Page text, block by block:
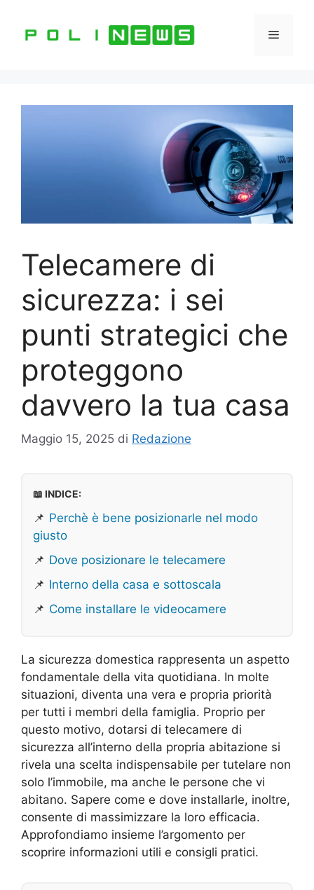
contenuto
Menu
Telecamere di
sicurezza: i sei
punti strategici che
proteggono
davvero la tua casa
Maggio 15, 2025 di Redazione
📖 INDICE:
📌 Perchè è bene posizionarle nel modo
giusto
📌 Dove posizionare le telecamere
📌 Interno della casa e sottoscala
📌 Come installare le videocamere
La sicurezza domestica rappresenta un aspetto
fondamentale della vita quotidiana. In molte
situazioni, diventa una vera e propria priorità
per tutti i membri della famiglia. Proprio per
questo motivo, dotarsi di telecamere di
sicurezza all’interno della propria abitazione si
rivela una scelta indispensabile per tutelare non
solo l’immobile, ma anche le persone che vi
abitano. Sapere come e dove installarle, inoltre,
consente di massimizzare la loro efficacia.
Approfondiamo insieme l’argomento per
scoprire informazioni utili e consigli pratici.